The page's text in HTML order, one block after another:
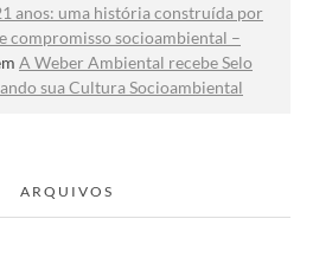
anos: uma história construída por
compromisso socioambiental –
A Weber Ambiental recebe Selo
sua Cultura Socioambiental
ARQUIVOS